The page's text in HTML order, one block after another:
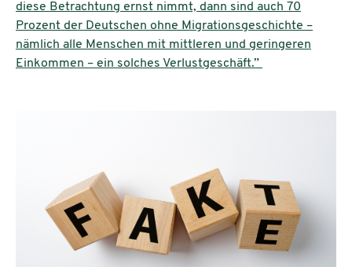
diese Betrachtung ernst nimmt, dann sind auch 70
Prozent der Deutschen ohne Migrationsgeschichte –
nämlich alle Menschen mit mittleren und geringeren
Einkommen – ein solches Verlustgeschäft.”